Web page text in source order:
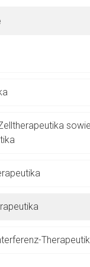
Präparate bei
Link
der externen